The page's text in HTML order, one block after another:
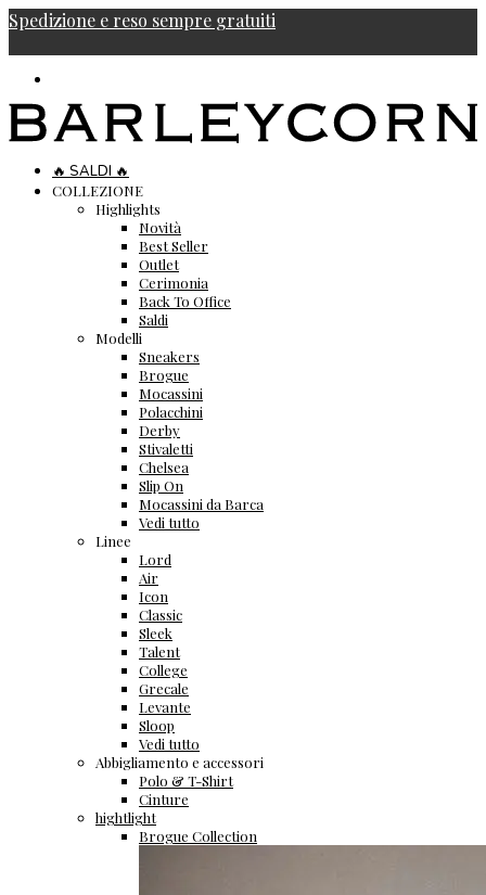
Spedizione e reso sempre gratuiti
🔥 SALDI 🔥
COLLEZIONE
Highlights
Novità
Best Seller
Outlet
Cerimonia
Back To Office
Saldi
Modelli
Sneakers
Brogue
Mocassini
Polacchini
Derby
Stivaletti
Chelsea
Slip On
Mocassini da Barca
Vedi tutto
Linee
Lord
Air
Icon
Classic
Sleek
Talent
College
Grecale
Levante
Sloop
Vedi tutto
Abbigliamento e accessori
Polo & T-Shirt
Cinture
hightlight
Brogue Collection